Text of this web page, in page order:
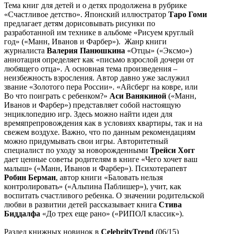
Тема книг для детей и о детях продолжена в рубрике
«Счастливое детство». Японский иллюстратор Таро Гоми
предлагает детям дорисовывать рисунки по
разработанной им технике в альбоме «Рисуем круглый
год» («Манн, Иванов и Фарбер»). Жанр книги
журналиста Валерия Панюшкина «Отцы» («Эксмо»)
аннотация определяет как «письмо взрослой дочери от
любящего отца». А основная тема произведения –
неизбежность взросления. Автор давно уже заслужил
звание «Золотого пера России». «Айсберг на ковре, или
Во что поиграть с ребенком?» Аси Ванякиной («Манн,
Иванов и Фарбер») представляет собой настоящую
энциклопедию игр. Здесь можно найти идеи для
времяпрепровождения как в условиях квартиры, так и на
свежем воздухе. Важно, что по данным рекомендациям
можно придумывать свои игры. Авторитетный
специалист по уходу за новорожденными Трейси Хогг
дает ценные советы родителям в книге «Чего хочет ваш
малыш» («Манн, Иванов и Фарбер»). Психотерапевт
Робин Берман, автор книги «Баловать нельзя
контролировать» («Альпина Паблишер»), учит, как
воспитать счастливого ребенка. О значении родительской
любви в развитии детей рассказывает книга Стива
Биддалфа «До трех еще рано» («РИПОЛ классик»).
Раздел книжных новинок в CelebrityTrend (06/15)